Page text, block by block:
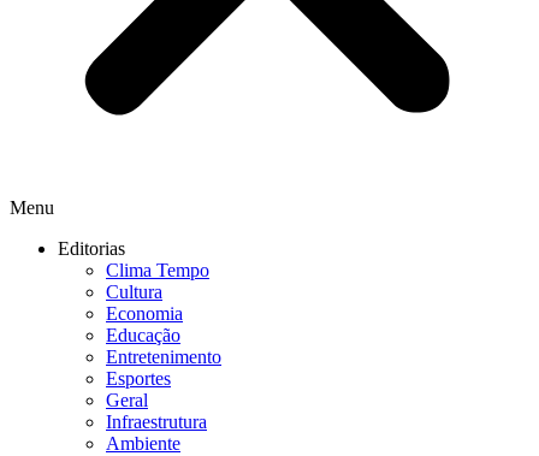
Menu
Editorias
Clima Tempo
Cultura
Economia
Educação
Entretenimento
Esportes
Geral
Infraestrutura
Ambiente